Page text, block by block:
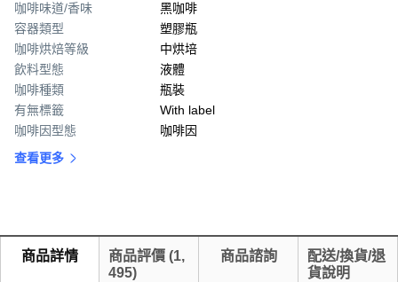
咖啡味道/香味
黑咖啡
容器類型
塑膠瓶
咖啡烘焙等級
中烘培
飲料型態
液體
咖啡種類
瓶裝
有無標籤
With label
咖啡因型態
咖啡因
查看更多
商品詳情 商品評價 (1,
495)
商品諮詢
配送/換貨/退
貨說明